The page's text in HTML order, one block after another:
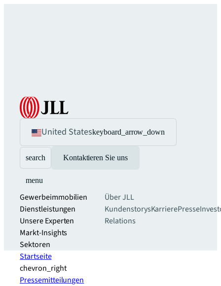
United Stateskeyboard_arrow_down
search Kontaktieren Sie uns
menu
Gewerbeimmobilien
Dienstleistungen
Unsere Experten
Markt-Insights
Sektoren​
Über JLL
KundenstorysKarrierePresse
Relations
Startseite
chevron_right
Pressemitteilungen